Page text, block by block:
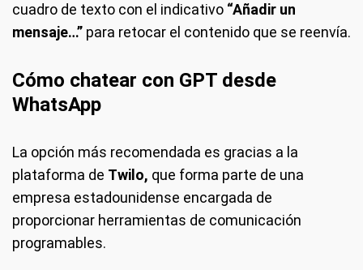
cuadro de texto con el indicativo “Añadir un
mensaje…” para retocar el contenido que se reenvía.
Cómo chatear con GPT desde
WhatsApp
La opción más recomendada es gracias a la
plataforma de Twilo, que forma parte de una
empresa estadounidense encargada de
proporcionar herramientas de comunicación
programables.